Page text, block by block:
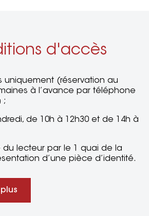
d'accès
uniquement (réservation au
à l’avance par téléphone
;
de 10h à 12h30 et de 14h à
du lecteur par le 1 quai de la
d’une pièce d’identité.